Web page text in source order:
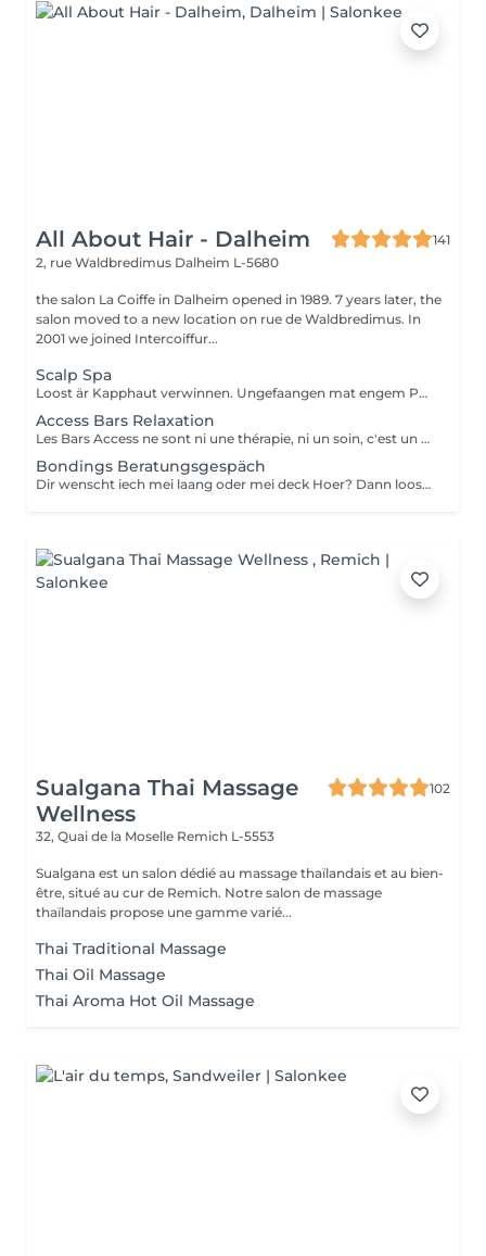
All About Hair - Dalheim
141
2, rue Waldbredimus Dalheim L-5680
the salon La Coiffe in Dalheim opened in 1989. 7 years later, the
salon moved to a new location on rue de Waldbredimus. In
2001 we joined Intercoiffur...
Scalp Spa
Loost är Kapphaut verwinnen. Ungefaangen mat engem Peeling vun der Kapphaut mam passenden Ueleg dran. Dono kreien och d Längten an Spetzen mat enger Fusiodose dei neideg Opmierksamkeet. Zum Schluss geneisst dir en Kapphautmassage mat der Scalp Brush an dem Fortifying scalp serum.
Access Bars Relaxation
Les Bars Access ne sont ni une thérapie, ni un soin, c'est un outil qui favorise le fameux « lâcher-prise ». La stimulation de ces points entraîne un relâchement des blocages mentaux, provoque une relaxation intense et lorsque touchés doucement, ils relâchent sans effort, tout ce qui empêche de recevoir.
Bondings Beratungsgespäch
Dir wenscht iech mei laang oder mei deck Hoer? Dann loost iech proffessionel beroden.
Sualgana Thai Massage
Wellness
102
32, Quai de la Moselle Remich L-5553
Sualgana est un salon dédié au massage thaïlandais et au bien-
être, situé au cur de Remich. Notre salon de massage
thaïlandais propose une gamme varié...
Thai Traditional Massage
Thai Oil Massage
Thai Aroma Hot Oil Massage